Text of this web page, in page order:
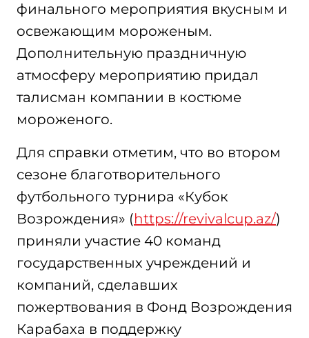
финального мероприятия вкусным и
освежающим мороженым.
Дополнительную праздничную
атмосферу мероприятию придал
талисман компании в костюме
мороженого.
Для справки отметим, что во втором
сезоне благотворительного
футбольного турнира «Кубок
Возрождения» (https://revivalcup.az/)
приняли участие 40 команд
государственных учреждений и
компаний, сделавших
пожертвования в Фонд Возрождения
Карабаха в поддержку